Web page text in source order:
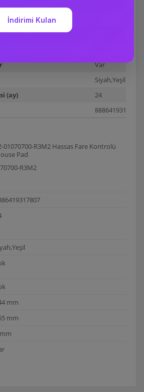
Var
Siyah,Yeşil
(ay)
24
8886419317807
01070700-R3M2 Hassas Fare Kontrolü
Pad
R3M2
mm
mm